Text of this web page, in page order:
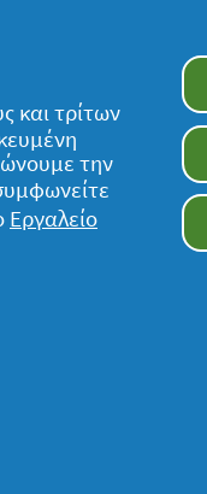
Ακολουθήστε μας
και τρίτων
την
Εργαλείο